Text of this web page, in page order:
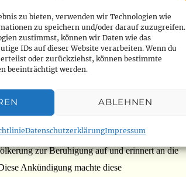
zu bieten, verwenden wir Technologien wie
zu speichern und/oder darauf zuzugreifen.
zustimmst, können wir Daten wie das
IDs auf dieser Website verarbeiten. Wenn du
oder zurückziehst, können bestimmte
beeinträchtigt werden.
ABLEHNEN
DatenschutzerklärungImpressum
Stadtgefängnis in Beni festgestellt
in Nord-Kivu gab am Donnerstag, dem 21.
fünf bestätigte Fälle von Affenpocken
aufgetreten seien, und zwar genau im
zur Beruhigung auf und erinnert an die
Ankündigung machte diese